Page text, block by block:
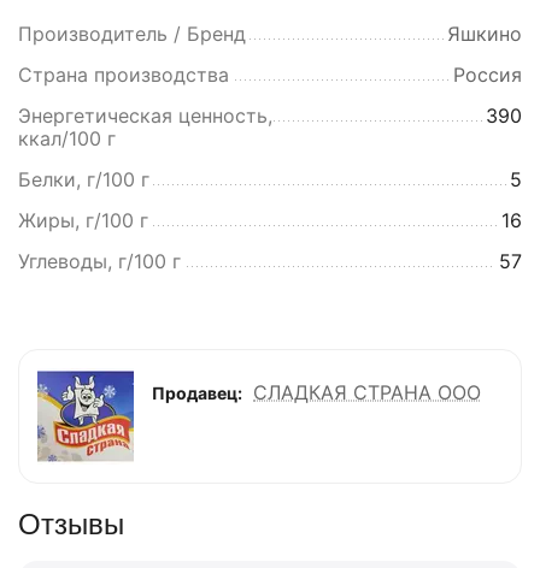
Производитель / Бренд
Яшкино
Страна производства
Россия
Энергетическая ценность,
ккал/100 г
390
Белки, г/100 г
5
Жиры, г/100 г
16
Углеводы, г/100 г
57
Продавец: СЛАДКАЯ СТРАНА ООО
Отзывы